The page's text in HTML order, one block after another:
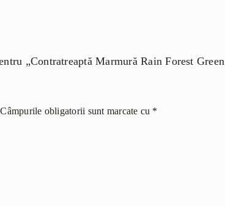
„Contratreaptă Marmură Rain Forest
Câmpurile obligatorii sunt marcate cu *